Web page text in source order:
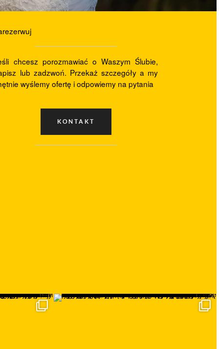
chcesz porozmawiać o Waszym Ślubie,
lub zadzwoń. Przekaż szczegóły a my
wyślemy ofertę i odpowiemy na pytania